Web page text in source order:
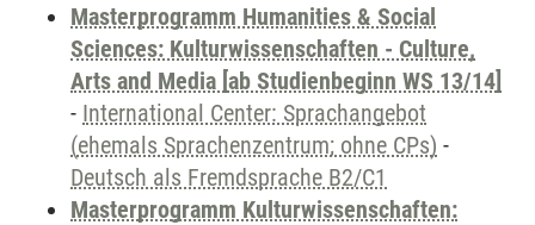
Masterprogramm Humanities & Social
Sciences: Kulturwissenschaften - Culture,
Arts and Media [ab Studienbeginn WS 13/14]
- International Center: Sprachangebot
(ehemals Sprachenzentrum; ohne CPs) -
Deutsch als Fremdsprache B2/C1
Masterprogramm Kulturwissenschaften: